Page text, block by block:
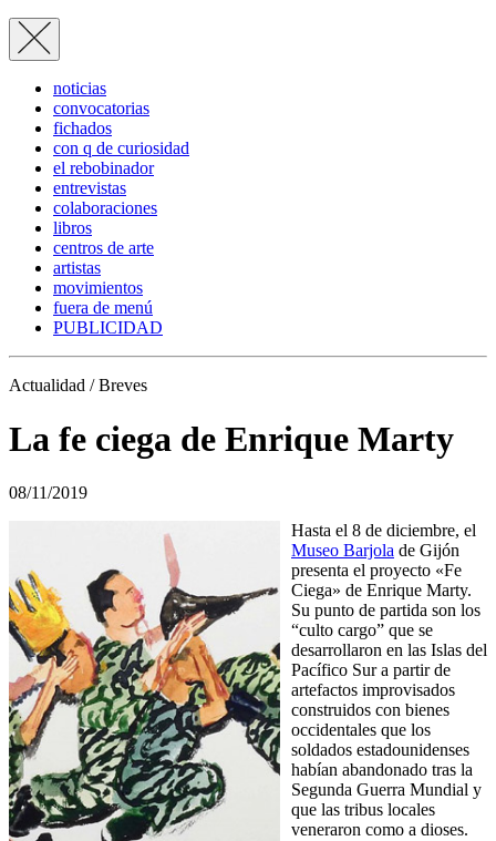
noticias
convocatorias
fichados
con q de curiosidad
el rebobinador
entrevistas
colaboraciones
libros
centros de arte
artistas
movimientos
fuera de menú
PUBLICIDAD
Actualidad / Breves
La fe ciega de Enrique Marty
08/11/2019
Hasta el 8 de diciembre, el
Museo Barjola de Gijón
presenta el proyecto «Fe
Ciega» de Enrique Marty.
Su punto de partida son los
“culto cargo” que se
desarrollaron en las Islas del
Pacífico Sur a partir de
artefactos improvisados
construidos con bienes
occidentales que los
soldados estadounidenses
habían abandonado tras la
Segunda Guerra Mundial y
que las tribus locales
veneraron como a dioses.